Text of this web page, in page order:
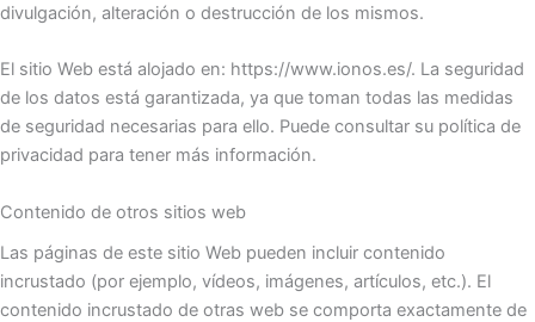
divulgación, alteración o destrucción de los mismos.
El sitio Web está alojado en: https://www.ionos.es/. La seguridad
de los datos está garantizada, ya que toman todas las medidas
de seguridad necesarias para ello. Puede consultar su política de
privacidad para tener más información.
Contenido de otros sitios web
Las páginas de este sitio Web pueden incluir contenido
incrustado (por ejemplo, vídeos, imágenes, artículos, etc.). El
contenido incrustado de otras web se comporta exactamente de